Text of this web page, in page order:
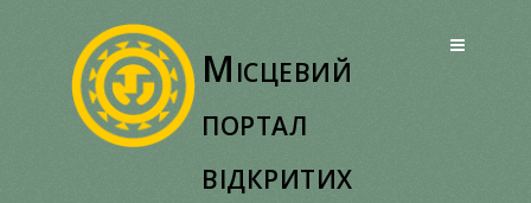
Місцевий
портал
відкритих